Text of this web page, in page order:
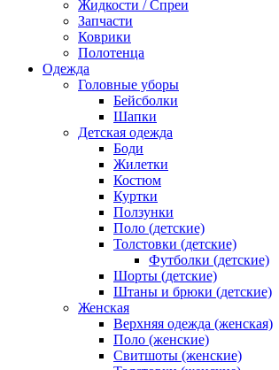
Жидкости / Спреи
Запчасти
Коврики
Полотенца
Одежда
Головные уборы
Бейсболки
Шапки
Детская одежда
Боди
Жилетки
Костюм
Куртки
Ползунки
Поло (детские)
Толстовки (детские)
Футболки (детские)
Шорты (детские)
Штаны и брюки (детские)
Женская
Верхняя одежда (женская)
Поло (женские)
Свитшоты (женские)